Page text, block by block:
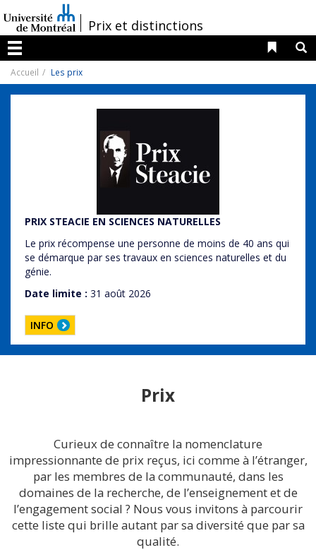
au
contenu
/Prix et distinctions
Menu
Liens
Accueil Les prix
PRIX STEACIE EN SCIENCES NATURELLES
Le prix récompense une personne de moins de 40 ans qui
se démarque par ses travaux en sciences naturelles et du
génie.
Date limite : 31 août 2026
INFO
Prix
Curieux de connaître la nomenclature
impressionnante de prix reçus, ici comme à l’étranger,
par les membres de la communauté, dans les
domaines de la recherche, de l’enseignement et de
l’engagement social ? Nous vous invitons à parcourir
cette liste qui brille autant par sa diversité que par sa
qualité.